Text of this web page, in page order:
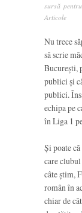
sursă
Articole
Nu trece
să scrie
București,
publici și
publici.
echipa pe
în Liga 1
Și poate
care
câte știm,
român în
chiar de